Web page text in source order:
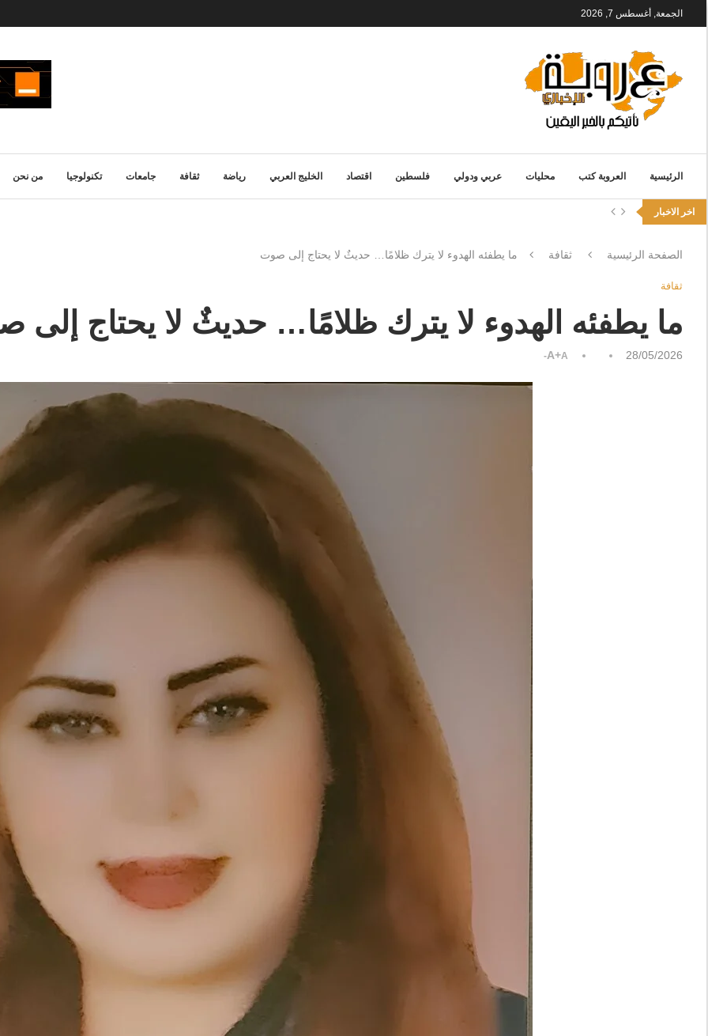
الجمعة, أغسطس 7, 2026
الرئيسية العروبة كتب محليات عربي ودولي فلسطين اقتصاد الخليج العربي رياضة ثقافة جامعات تكنولوجيا من نحن
اخر الاخبار
الصفحة الرئيسية ثقافة ما يطفئه الهدوء لا يترك ظلامًا… حديثٌ لا يحتاج إلى صوت
ثقافة
ما يطفئه الهدوء لا يترك ظلامًا… حديثٌ لا يحتاج
28/05/2026
A+A-